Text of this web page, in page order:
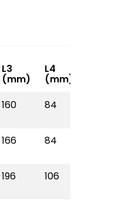
L3
(mm)
L4
(mm)
160 84
166 84
196 106